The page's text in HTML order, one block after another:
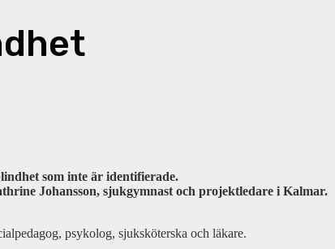
som inte är identifierade.
Johansson, sjukgymnast och projektledare i Kalmar.
psykolog, sjuksköterska och läkare.